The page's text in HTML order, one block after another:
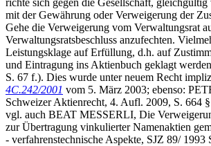
mit der Gewährung oder Verweigerung der
Gehe die Verweigerung vom Verwaltungsrat
Verwaltungsratsbeschluss anzufechten.
Leistungsklage auf Erfüllung, d.h. auf
und Eintragung ins Aktienbuch geklagt
S. 67 f.). Dies wurde unter neuem Recht
4C.242/2001 vom 5. März 2003; ebenso:
Schweizer Aktienrecht, 4. Aufl. 2009, S. 664
vgl. auch BEAT MESSERLI, Die
zur Übertragung vinkulierter Namenaktien
- verfahrenstechnische Aspekte, SJZ 89/ 1993